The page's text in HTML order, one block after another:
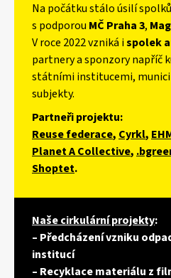
Na počátku stálo úsilí spolků
s podporou MČ Praha 3,
V roce 2022 vzniká ispolek
partnery a sponzory napříč
státními institucemi,
subjekty.
Partneři projektu:
Reuse federace, Cyrkl,
Planet A Collective,
Shoptet.
Naše cirkulární projekty:
– Předcházení vzniku
institucí
– Recyklace materiálu z